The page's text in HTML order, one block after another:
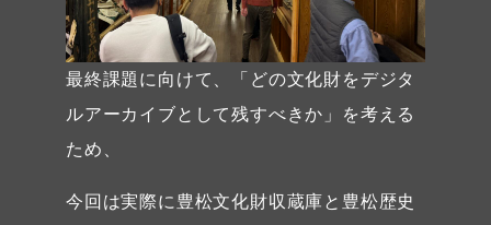
最終課題に向けて、「どの文化財をデジタ
ルアーカイブとして残すべきか」を考える
ため、
今回は実際に豊松文化財収蔵庫と豊松歴史